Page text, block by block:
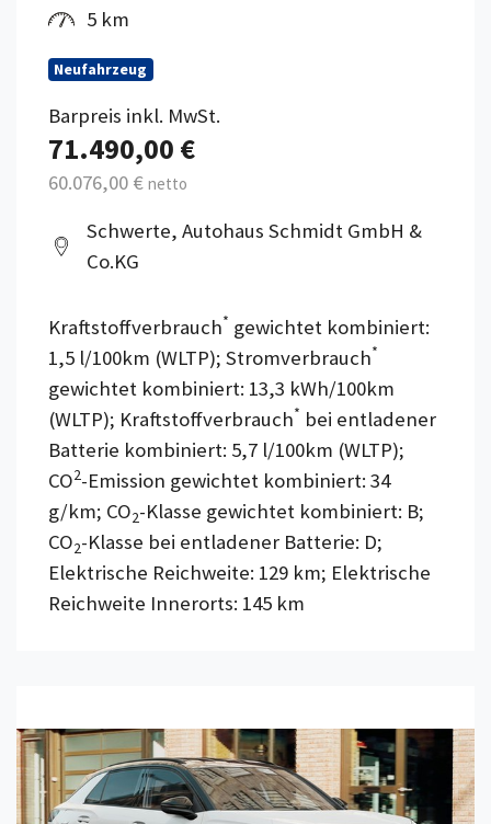
5 km
Neufahrzeug
Barpreis inkl. MwSt.
71.490,00 €
60.076,00 € netto
Schwerte, Autohaus Schmidt GmbH &
Co.KG
Kraftstoffverbrauch* gewichtet kombiniert:
1,5 l/100km (WLTP); Stromverbrauch*
gewichtet kombiniert: 13,3 kWh/100km
(WLTP); Kraftstoffverbrauch* bei entladener
Batterie kombiniert: 5,7 l/100km (WLTP);
CO2-Emission gewichtet kombiniert: 34
g/km; CO2-Klasse gewichtet kombiniert: B;
CO2-Klasse bei entladener Batterie: D;
Elektrische Reichweite: 129 km; Elektrische
Reichweite Innerorts: 145 km